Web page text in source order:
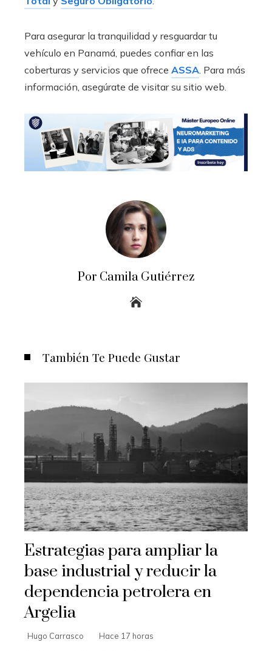
Para asegurar la tranquilidad y resguardar tu
vehículo en Panamá, puedes confiar en las
coberturas y servicios que ofrece ASSA. Para más
información, asegúrate de visitar su sitio web.
Por Camila Gutiérrez
También Te Puede Gustar
Estrategias para ampliar la
base industrial y reducir la
dependencia petrolera en
Argelia
Hugo Carrasco Hace 17 horas